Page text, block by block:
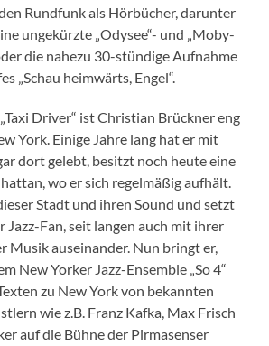
Rundfunk als Hörbücher, darunter
ungekürzte „Odysee“- und „Moby-
die nahezu 30-stündige Aufnahme
„Schau heimwärts, Engel“.
Driver“ ist Christian Brückner eng
York. Einige Jahre lang hat er mit
dort gelebt, besitzt noch heute eine
wo er sich regelmäßig aufhält.
Stadt und ihren Sound und setzt
Jazz-Fan, seit langen auch mit ihrer
Musik auseinander. Nun bringt er,
New Yorker Jazz-Ensemble „So 4“
zu New York von bekannten
wie z.B. Franz Kafka, Max Frisch
auf die Bühne der Pirmasenser